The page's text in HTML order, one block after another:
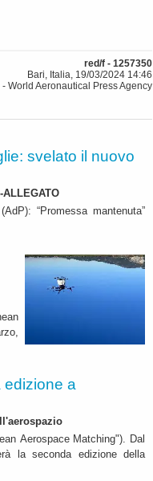
red/f - 1257350
Bari, Italia, 19/03/2024 14:46
- World Aeronautical Press Agency
svelato il nuovo
“Promessa mantenuta”
edizione a
Aerospace Matching"). Dal
la seconda edizione della